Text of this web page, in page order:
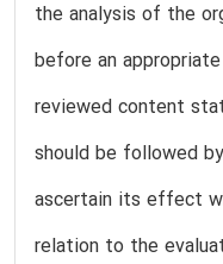
the analysis of the
before an
reviewed content
should be followed
ascertain its effect
relation to the